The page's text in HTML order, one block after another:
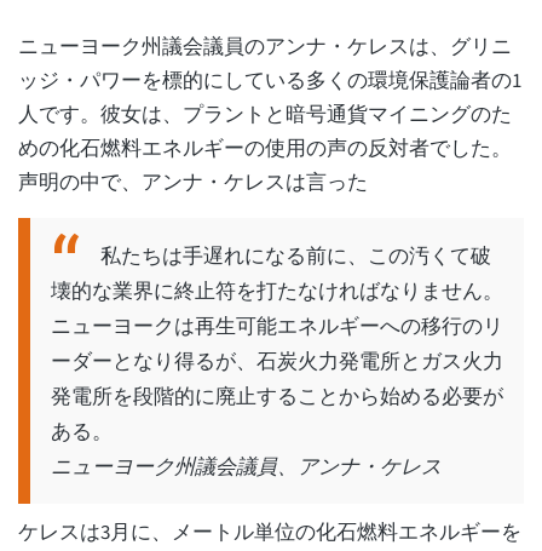
ニューヨーク州議会議員のアンナ・ケレスは、グリニ
ッジ・パワーを標的にしている多くの環境保護論者の1
人です。彼女は、プラントと暗号通貨マイニングのた
めの化石燃料エネルギーの使用の声の反対者でした。
声明の中で、アンナ・ケレスは言った
私たちは手遅れになる前に、この汚くて破
壊的な業界に終止符を打たなければなりません。
ニューヨークは再生可能エネルギーへの移行のリ
ーダーとなり得るが、石炭火力発電所とガス火力
発電所を段階的に廃止することから始める必要が
ある。
ニューヨーク州議会議員、アンナ・ケレス
ケレスは3月に、メートル単位の化石燃料エネルギーを